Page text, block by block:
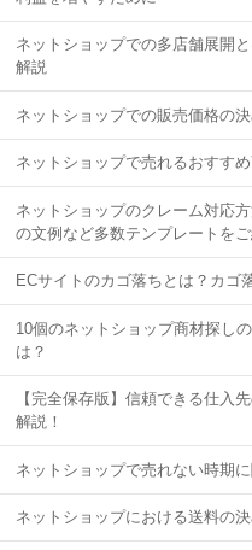
ネットショップでの多店舗展開
解説
ネットショップでの販売価格の
ネットショップで売れるおすす
ネットショップのクレーム対応
の文例など多数テンプレートを
ECサイトのカゴ落ちとは？カゴ
10個のネットショップ商材探し
は？
【完全保存版】信頼できる仕入
解説！
ネットショップで売れない時期
ネットショップにおける送料の